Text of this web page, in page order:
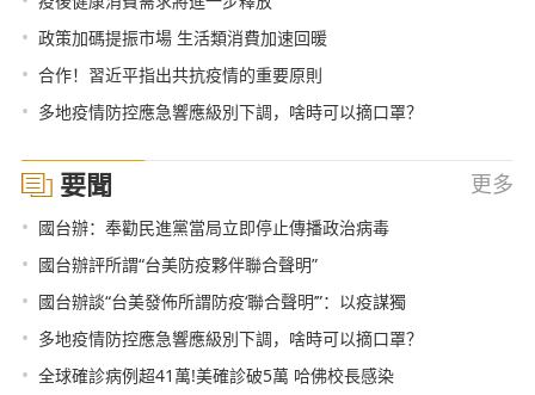
• 政策加碼提振市場 生活類消費加速回暖
• 合作！習近平指出共抗疫情的重要原則
• 多地疫情防控應急響應級別下調，啥時可以摘口罩？
要聞 更多
• 國台辦：奉勸民進黨當局立即停止傳播政治病毒
• 國台辦評所謂“台美防疫夥伴聯合聲明”
• 國台辦談“台美發佈所謂防疫‘聯合聲明’”：以疫謀獨
• 多地疫情防控應急響應級別下調，啥時可以摘口罩？
• 全球確診病例超41萬!美確診破5萬 哈佛校長感染